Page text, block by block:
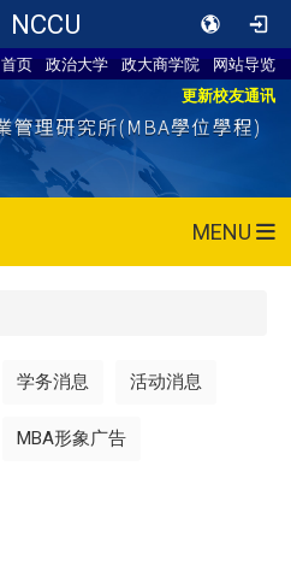
NCCU
首页 政治大学 政大商学院
网站导览
更新校友通讯
MENU
学务消息 活动消息
MBA形象广告